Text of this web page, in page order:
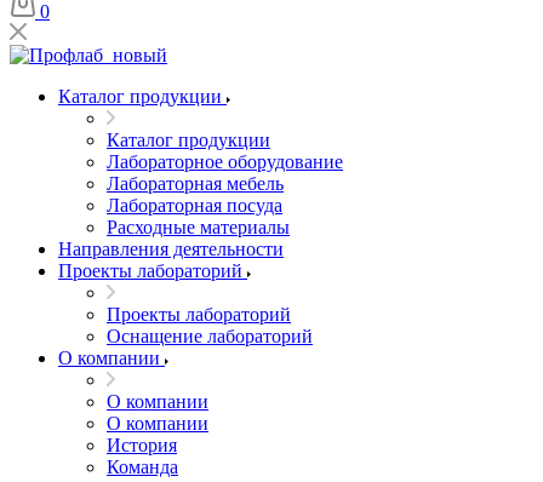
0
Каталог продукции
Каталог продукции
Лабораторное оборудование
Лабораторная мебель
Лабораторная посуда
Расходные материалы
Направления деятельности
Проекты лабораторий
Проекты лабораторий
Оснащение лабораторий
О компании
О компании
О компании
История
Команда